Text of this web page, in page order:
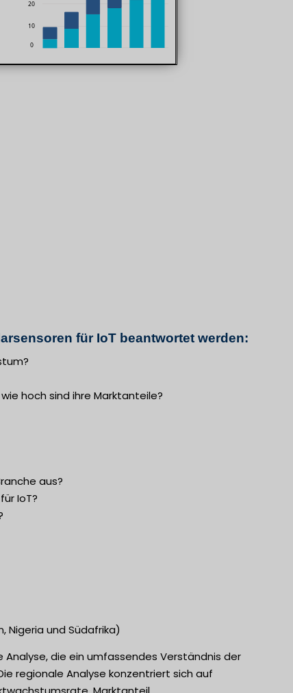
für IoT beantwortet werden:
hoch sind ihre Marktanteile?
aus?
IoT?
Nigeria und Südafrika)
die ein umfassendes Verständnis der
regionale Analyse konzentriert sich auf